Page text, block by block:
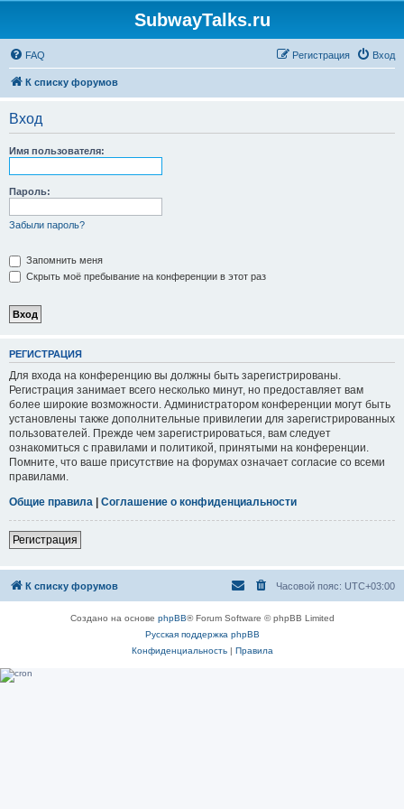
SubwayTalks.ru
FAQ Вход
Регистрация
К списку форумов
Вход
Имя пользователя:
Пароль:
Забыли пароль?
Запомнить меня
Скрыть моё пребывание на конференции в этот раз
РЕГИСТРАЦИЯ
Для входа на конференцию вы должны быть зарегистрированы.
Регистрация занимает всего несколько минут, но предоставляет вам
более широкие возможности. Администратором конференции могут быть
установлены также дополнительные привилегии для зарегистрированных
пользователей. Прежде чем зарегистрироваться, вам следует
ознакомиться с правилами и политикой, принятыми на конференции.
Помните, что ваше присутствие на форумах означает согласие со всеми
правилами.
Общие правила | Соглашение о конфиденциальности
Регистрация
К списку форумов Часовой пояс: UTC+03:00
Создано на основе phpBB® Forum Software © phpBB Limited
Русская поддержка phpBB
Конфиденциальность| Правила